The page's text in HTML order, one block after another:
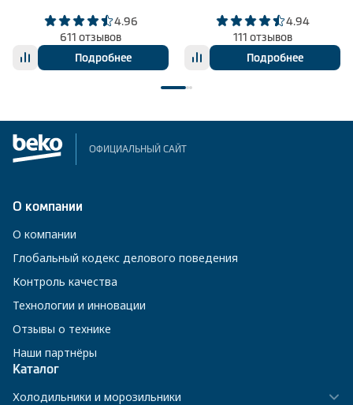
4.96
611 отзывов
Подробнее
4.94
111 отзывов
Подробнее
ОФИЦИАЛЬНЫЙ САЙТ
О компании
О компании
Глобальный кодекс делового поведения
Контроль качества
Технологии и инновации
Отзывы о технике
Наши партнёры
Каталог
Холодильники и морозильники